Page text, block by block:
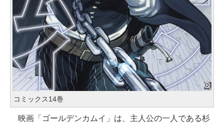
コミックス14巻
映画「ゴールデンカムイ」は、主人公の一人である杉